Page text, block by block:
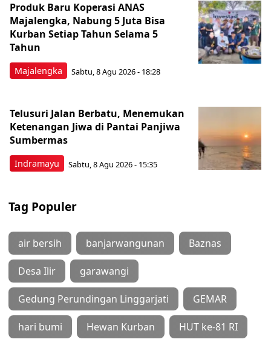
Majalengka
Produk Baru Koperasi ANAS
Majalengka, Nabung 5 Juta Bisa
Kurban Setiap Tahun Selama 5
Tahun
Sabtu, 8 Agu 2026 - 18:28
Indramayu
Telusuri Jalan Berbatu, Menemukan
Ketenangan Jiwa di Pantai Panjiwa
Sumbermas
Sabtu, 8 Agu 2026 - 15:35
Tag Populer
air bersih banjarwangunan Baznas
Desa Ilir garawangi
Gedung Perundingan Linggarjati GEMAR
hari bumi Hewan Kurban HUT ke-81 RI